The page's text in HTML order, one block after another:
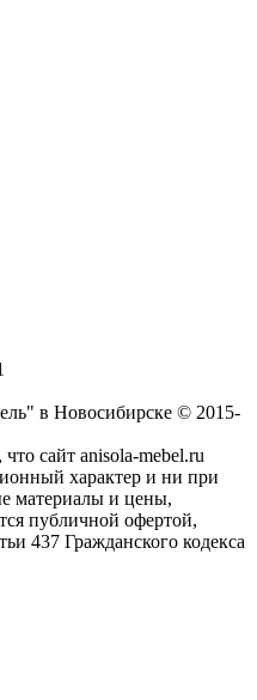
в Новосибирске © 2015-
сайт anisola-mebel.ru
характер и ни при
материалы и цены,
публичной офертой,
437 Гражданского кодекса